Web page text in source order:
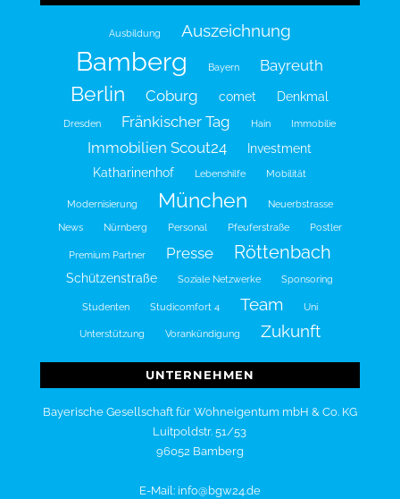
Ausbildung Auszeichnung
Bamberg Bayern Bayreuth
Berlin Coburg comet Denkmal
Dresden Fränkischer Tag Hain Immobilie
Immobilien Scout24
Investment
Katharinenhof
Lebenshilfe Mobilität
Modernisierung München Neuerbstrasse
News Nürnberg Personal Pfeuferstraße Postler
Premium Partner Presse Röttenbach
Schützenstraße Soziale Netzwerke Sponsoring
Studenten Studicomfort 4 Team Uni
Unterstützung Vorankündigung Zukunft
UNTERNEHMEN
Bayerische Gesellschaft für Wohneigentum mbH & Co. KG
Luitpoldstr. 51/53
96052 Bamberg
E-Mail: info@bgw24.de